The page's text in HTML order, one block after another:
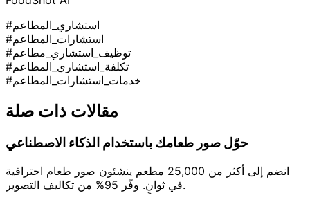
#استشاري_المطاعم
#استشارات_المطاعم
#توظيف_استشاري_مطاعم
#تكلفة_استشاري_المطاعم
#خدمات_استشارات_المطاعم
مقالات ذات صلة
حوّل صور طعامك باستخدام الذكاء الاصطناعي
انضم إلى أكثر من 25,000 مطعم ينشئون صور طعام احترافية
في ثوانٍ. وفّر 95% من تكاليف التصوير.